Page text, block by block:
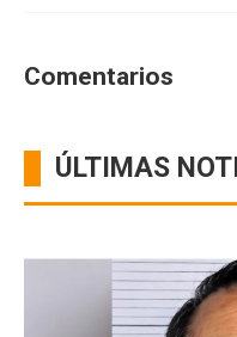
Comentarios
ÚLTIMAS